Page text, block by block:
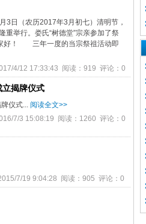
3日（农历2017年3月初七）清明节，
重举行。娄氏“树德堂”宗亲参加了祭
好！ 三年一度的当宗祭祖活动即
4/12 17:33:43 阅读：919 评论：0
揭牌仪式
仪式... 阅读全文>>
7/3 15:08:19 阅读：1260 评论：0
7/19 9:04:28 阅读：905 评论：0